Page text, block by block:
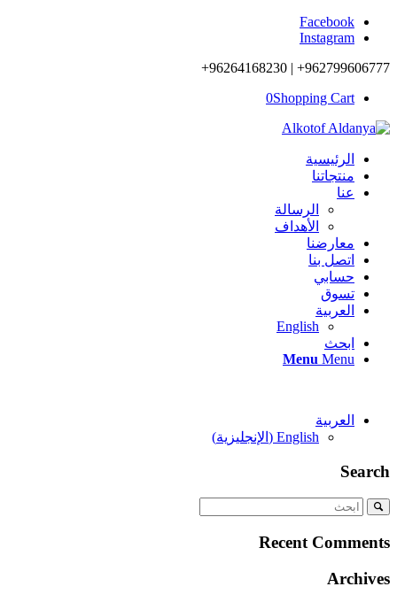
Facebook
Instagram
962799606777+ | 96264168230+
0Shopping Cart
الرئيسية
منتجاتنا
عنا
الرسالة
الأهداف
معارضنا
اتصل بنا
حسابي
تسوق
العربية
English
ابحث
Menu Menu
العربية
English
( الإنجليزية)
Search
Recent Comments
Archives